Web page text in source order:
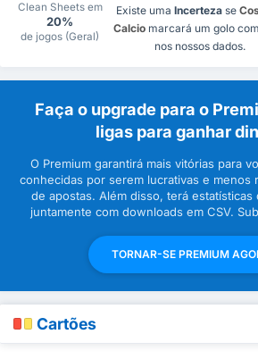
Clean Sheets em
20%
de jogos (Geral)
Existe uma Incerteza se
Calcio marcará um golo
nos nossos dados.
Faça o upgrade para o
ligas para ganhar
O Premium garantirá mais vitórias para
conhecidas por serem lucrativas e menos
de apostas. Além disso, terá
juntamente com downloads em CSV.
TORNAR-SE PREMIUM
Cartões